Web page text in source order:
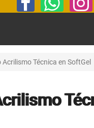
Acrilismo Técnica en SoftGel